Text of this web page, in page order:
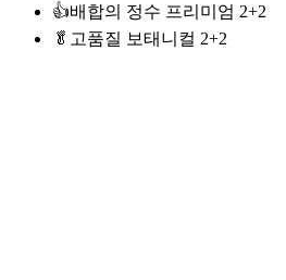
👍배합의 정수 프리미엄 2+2
🥬고품질 보태니컬 2+2